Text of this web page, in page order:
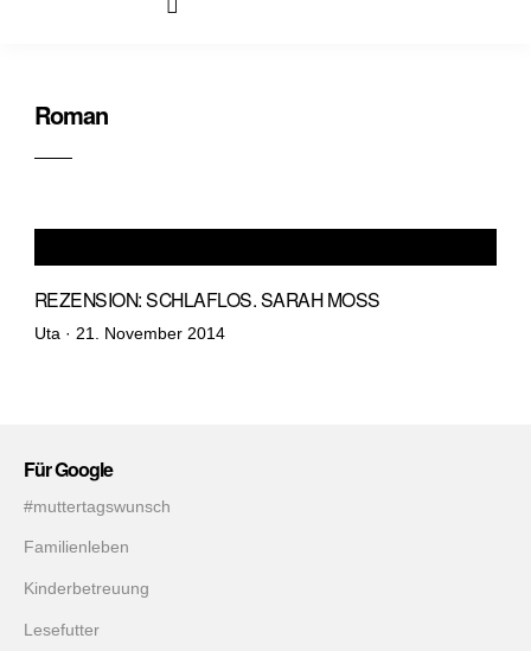
Roman
REZENSION: SCHLAFLOS. SARAH MOSS
Uta · Veröffentlicht
21. November 2014
Für Google
#muttertagswunsch
Familienleben
Kinderbetreuung
Lesefutter